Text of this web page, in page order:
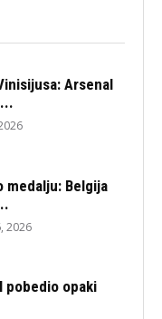
Arsenal
medalju: Belgija
2026
pobedio opaki